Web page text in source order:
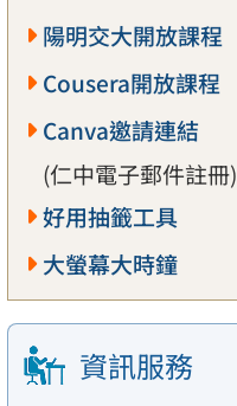
陽明交大開放課程
Cousera開放課程
Canva邀請連結
(仁中電子郵件註冊)
好用抽籤工具
大螢幕大時鐘
資訊服務